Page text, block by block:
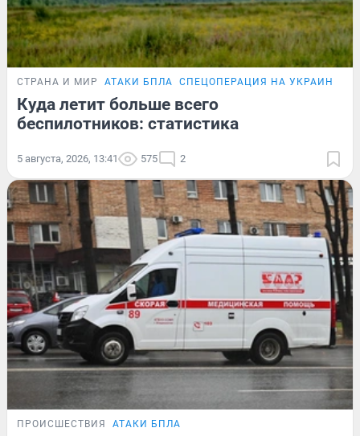
СТРАНА И МИР АТАКИ БПЛА СПЕЦОПЕРАЦИЯ НА УКРАИНЕ
Куда летит больше всего
беспилотников: статистика
5 августа, 2026, 13:41 575 2
ПРОИСШЕСТВИЯ АТАКИ БПЛА